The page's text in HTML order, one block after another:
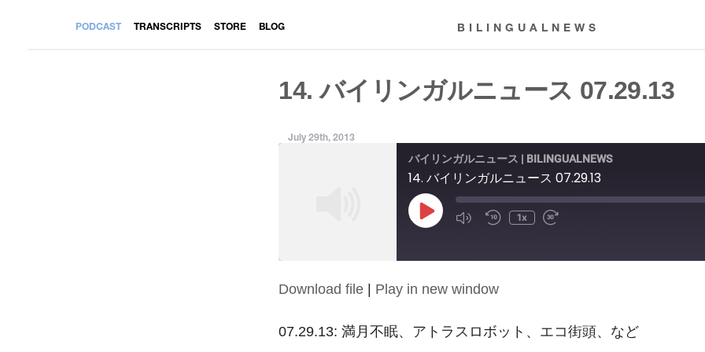
PODCAST TRANSCRIPTS STORE BLOG BILINGUALNEWS
14. バイリンガルニュース 07.29.13
July 29th, 2013
バイリンガルニュース | BILINGUALNEWS
14. バイリンガルニュース 07.29.13
Play
Episode
1x
SHARE
LINK
Download file | Play in new window
07.29.13: 満月不眠、アトラスロボット、エコ街頭、など